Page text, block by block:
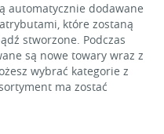
automatycznie dodawane
które zostaną
stworzone. Podczas
są nowe towary wraz z
wybrać kategorie z
ma zostać